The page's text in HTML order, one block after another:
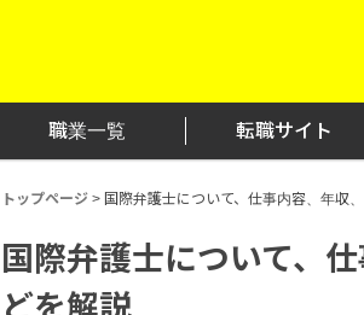
職業一覧 転職サイト
トップページ > 国際弁護士について、仕事内容、年収
国際弁護士について、